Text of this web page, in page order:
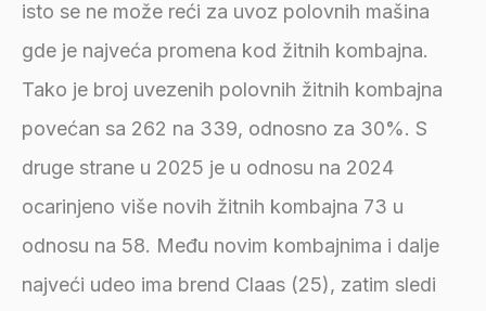
isto se ne može reći za uvoz polovnih mašina
gde je najveća promena kod žitnih kombajna.
Tako je broj uvezenih polovnih žitnih kombajna
povećan sa 262 na 339, odnosno za 30%. S
druge strane u 2025 je u odnosu na 2024
ocarinjeno više novih žitnih kombajna 73 u
odnosu na 58. Među novim kombajnima i dalje
najveći udeo ima brend Claas (25), zatim sledi